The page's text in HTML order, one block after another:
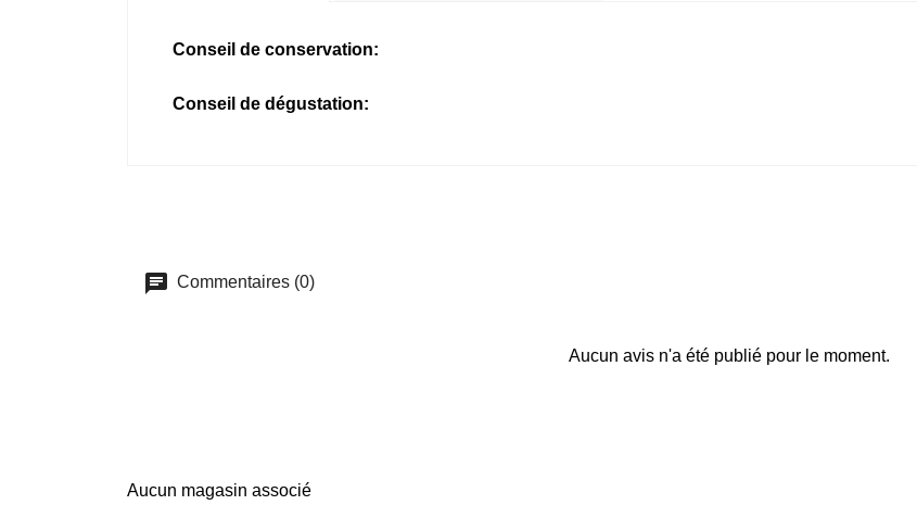
Conseil de conservation:
Conseil de dégustation:
Commentaires (0)
Aucun avis n'a été publié pour le moment.
Aucun magasin associé